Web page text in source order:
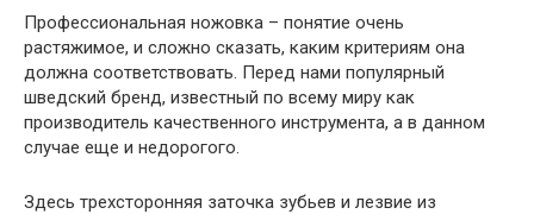
Профессиональная ножовка – понятие очень
растяжимое, и сложно сказать, каким критериям она
должна соответствовать. Перед нами популярный
шведский бренд, известный по всему миру как
производитель качественного инструмента, а в данном
случае еще и недорогого.
Здесь трехсторонняя заточка зубьев и лезвие из